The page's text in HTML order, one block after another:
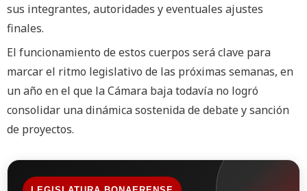
sus integrantes, autoridades y eventuales ajustes
finales.
El funcionamiento de estos cuerpos será clave para
marcar el ritmo legislativo de las próximas semanas, en
un año en el que la Cámara baja todavía no logró
consolidar una dinámica sostenida de debate y sanción
de proyectos.